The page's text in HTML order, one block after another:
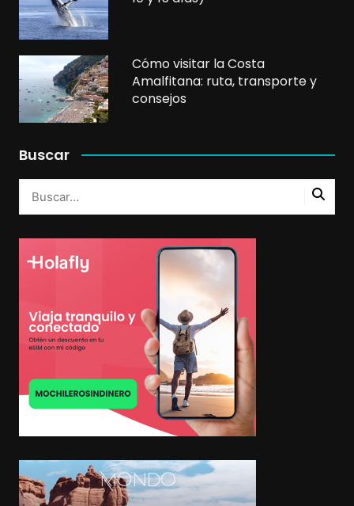
Cómo visitar la Costa
Amalfitana: ruta, transporte y
consejos
Buscar